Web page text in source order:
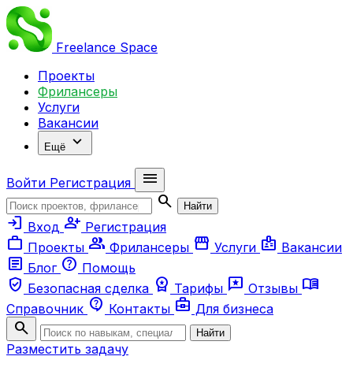
Freelance Space
Проекты
Фрилансеры
Услуги
Вакансии
Ещё expand_more
Войти Регистрация
menu
search
Найти
login Вход person_add Регистрация
work Проекты group Фрилансеры storefront Услуги badge Вакансии
article Блог help Помощь
verified_user Безопасная сделка workspace_premium Тарифы reviews Отзывы menu_book
Справочник contact_support Контакты business_center Для бизнеса
search Найти
Разместить задачу